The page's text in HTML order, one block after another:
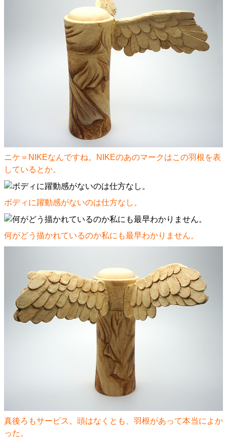
ニケ＝NIKEなんですね。NIKEのあのマークはこの羽根を表
しているとか。
ボディに躍動感がないのは仕方なし。
何がどう描かれているのか私にも最早わかりません。
真後ろもサービス。頭はなくとも、羽根があって本当によか
った。